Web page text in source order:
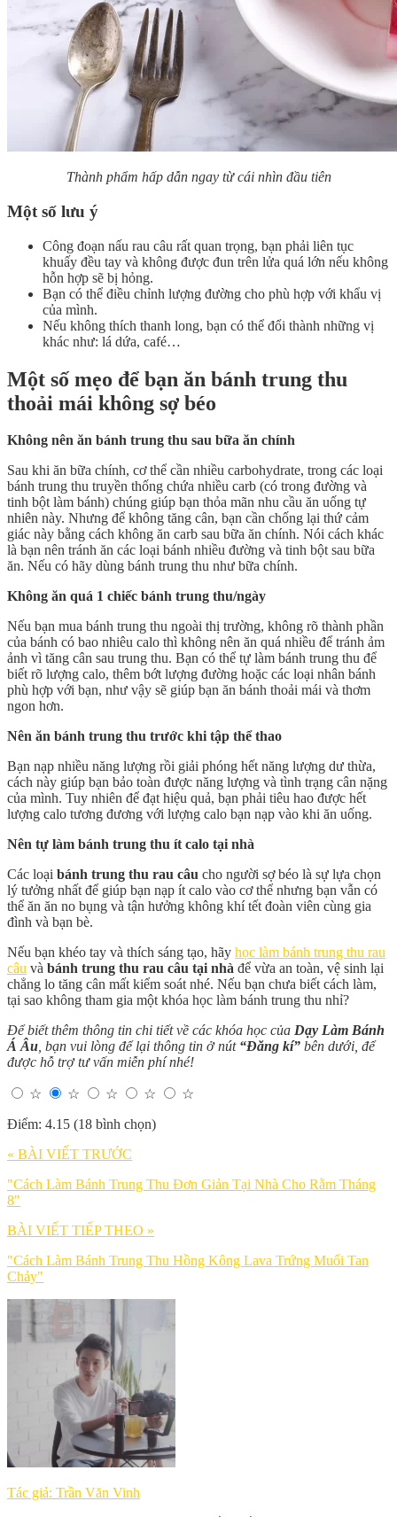
Thành phẩm hấp dẫn ngay từ cái nhìn đầu tiên
Một số lưu ý
Công đoạn nấu rau câu rất quan trọng, bạn phải liên tục
khuấy đều tay và không được đun trên lửa quá lớn nếu không
hỗn hợp sẽ bị hỏng.
Bạn có thể điều chỉnh lượng đường cho phù hợp với khẩu vị
của mình.
Nếu không thích thanh long, bạn có thể đổi thành những vị
khác như: lá dứa, café…
Một số mẹo để bạn ăn bánh trung thu
thoải mái không sợ béo
Không nên ăn bánh trung thu sau bữa ăn chính
Sau khi ăn bữa chính, cơ thể cần nhiều carbohydrate, trong các loại
bánh trung thu truyền thống chứa nhiều carb (có trong đường và
tinh bột làm bánh) chúng giúp bạn thỏa mãn nhu cầu ăn uống tự
nhiên này. Nhưng để không tăng cân, bạn cần chống lại thứ cảm
giác này bằng cách không ăn carb sau bữa ăn chính. Nói cách khác
là bạn nên tránh ăn các loại bánh nhiều đường và tinh bột sau bữa
ăn. Nếu có hãy dùng bánh trung thu như bữa chính.
Không ăn quá 1 chiếc bánh trung thu/ngày
Nếu bạn mua bánh trung thu ngoài thị trường, không rõ thành phần
của bánh có bao nhiêu calo thì không nên ăn quá nhiều để tránh ảm
ảnh vì tăng cân sau trung thu. Bạn có thể tự làm bánh trung thu để
biết rõ lượng calo, thêm bớt lượng đường hoặc các loại nhân bánh
phù hợp với bạn, như vậy sẽ giúp bạn ăn bánh thoải mái và thơm
ngon hơn.
Nên ăn bánh trung thu trước khi tập thể thao
Bạn nạp nhiều năng lượng rồi giải phóng hết năng lượng dư thừa,
cách này giúp bạn bảo toàn được năng lượng và tình trạng cân nặng
của mình. Tuy nhiên để đạt hiệu quả, bạn phải tiêu hao được hết
lượng calo tương đương với lượng calo bạn nạp vào khi ăn uống.
Nên tự làm bánh trung thu ít calo tại nhà
Các loại bánh trung thu rau câu cho người sợ béo là sự lựa chọn
lý tưởng nhất để giúp bạn nạp ít calo vào cơ thể nhưng bạn vẫn có
thể ăn ăn no bụng và tận hưởng không khí tết đoàn viên cùng gia
đình và bạn bè.
Nếu bạn khéo tay và thích sáng tạo, hãy học làm bánh trung thu rau
câu và bánh trung thu rau câu tại nhà để vừa an toàn, vệ sinh lại
chẳng lo tăng cân mất kiểm soát nhé. Nếu bạn chưa biết cách làm,
tại sao không tham gia một khóa học làm bánh trung thu nhỉ?
Để biết thêm thông tin chi tiết về các khóa học của Dạy Làm Bánh
Á Âu, bạn vui lòng để lại thông tin ở nút “Đăng kí” bên dưới, để
được hỗ trợ tư vấn miễn phí nhé!
☆ ☆ ☆ ☆
☆
Điểm: 4.15 (18 bình chọn)
« BÀI VIẾT TRƯỚC
"Cách Làm Bánh Trung Thu Đơn Giản Tại Nhà Cho Rằm Tháng
8"
BÀI VIẾT TIẾP THEO »
"Cách Làm Bánh Trung Thu Hồng Kông Lava Trứng Muối Tan
Chảy"
Tác giả: Trần Văn Vinh